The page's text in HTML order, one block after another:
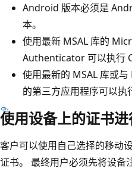
Android 版本必须是
本。
使用最新 MSAL 库的
Authenticator 可以执行
使用最新的 MSAL 库或
的第三方应用程序可以执
使用设备上的证书进
客户可以使用自己选择的移动
证书。 最终用户必须先将设